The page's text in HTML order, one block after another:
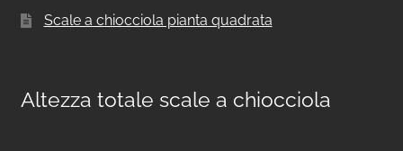
Scale a chiocciola pianta quadrata
Altezza totale scale a chiocciola